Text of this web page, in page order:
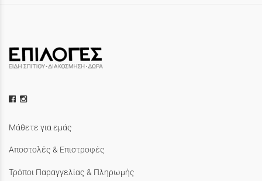
Μάθετε για εμάς
Αποστολές & Επιστροφές
Τρόποι Παραγγελίας & Πληρωμής